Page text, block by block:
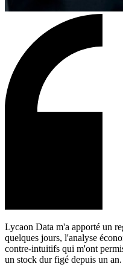
Lycaon Data m'a apporté un
quelques jours, l'analyse
contre-intuitifs qui m'ont
un stock dur figé depuis un an.